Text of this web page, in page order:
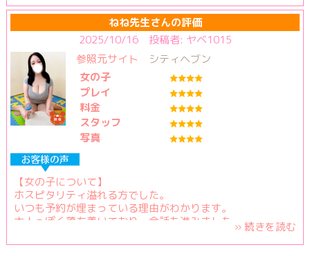
しかも明るくて話しやすかったです！
■プレイ内容
ひたすらおっぱいを堪能したい気分だったので、これでもか
というぐらいJカップを楽しませてもらいました！
また、プレイ終了後、他愛もない話も聞いてくださり心も体
も満たされました！
■写真信頼度
2枚目：3
3枚目：3
4枚目：3
【性格】※複数選択可
(該当するものに〇を付けてください)
・包容力
ねね先生さんの評価
2025/10/16 投稿者: ヤベ1015
参照元サイト シティヘブン
女の子
プレイ
料金
スタッフ
写真
【女の子について】
ホスピタリティ溢れる方でした。
いつも予約が埋まっている理由がわかります。
大人っぽく落ち着いており、会話も進みました。
笑顔も素敵です。
» 続きを読む